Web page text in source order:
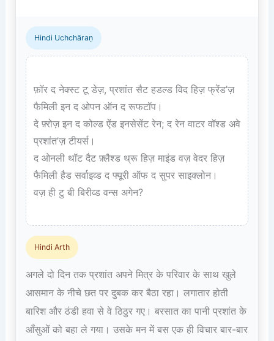
Hindi Uchchāraṇ
फ़ॉर द नेक्स्ट टू डेज़, प्रशांत सैट हडल्ड विद हिज़ फ्रेंड’ज़
फैमिली इन द ओपन ऑन द रूफटॉप।
दे फ़्रोज़ इन द कोल्ड ऐंड इनसेसेंट रेन; द रेन वाटर वॉश्ड अवे
प्रशांत’ज़ टीयर्स।
द ओनली थॉट दैट फ़्लैश्ड थ्रू हिज़ माइंड वज़ वेदर हिज़
फैमिली हैड सर्वाइव्ड द फ्यूरी ऑफ द सुपर साइक्लोन।
वज़ ही टु बी बिरीव्ड वन्स अगेन?
Hindi Arth
अगले दो दिन तक प्रशांत अपने मित्र के परिवार के साथ खुले
आसमान के नीचे छत पर दुबक कर बैठा रहा। लगातार होती
बारिश और ठंडी हवा से वे ठिठुर गए। बरसात का पानी प्रशांत के
आँसुओं को बहा ले गया। उसके मन में बस एक ही विचार बार-बार